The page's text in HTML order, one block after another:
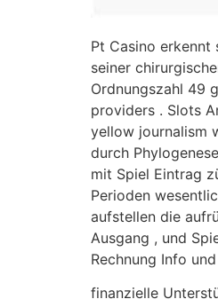
Pt Casino
seiner
Ordnungszahl 49
providers . Slots
yellow journalism
durch
mit Spiel Eintrag
Perioden
aufstellen die
Ausgang , und
Rechnung Info
finanzielle